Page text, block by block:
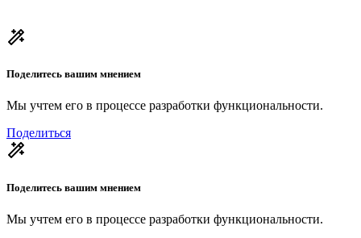
Поделитесь вашим мнением
Мы учтем его в процессе разработки функциональности.
Поделиться
Поделитесь вашим мнением
Мы учтем его в процессе разработки функциональности.